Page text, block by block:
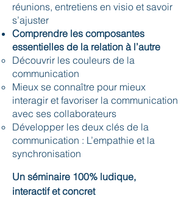
réunions, entretiens en visio et savoir
s’ajuster
Comprendre les composantes
essentielles de la relation à l’autre
Découvrir les couleurs de la
communication
Mieux se connaître pour mieux
interagir et favoriser la communication
avec ses collaborateurs
Développer les deux clés de la
communication : L’empathie et la
synchronisation
Un séminaire 100% ludique,
interactif et concret